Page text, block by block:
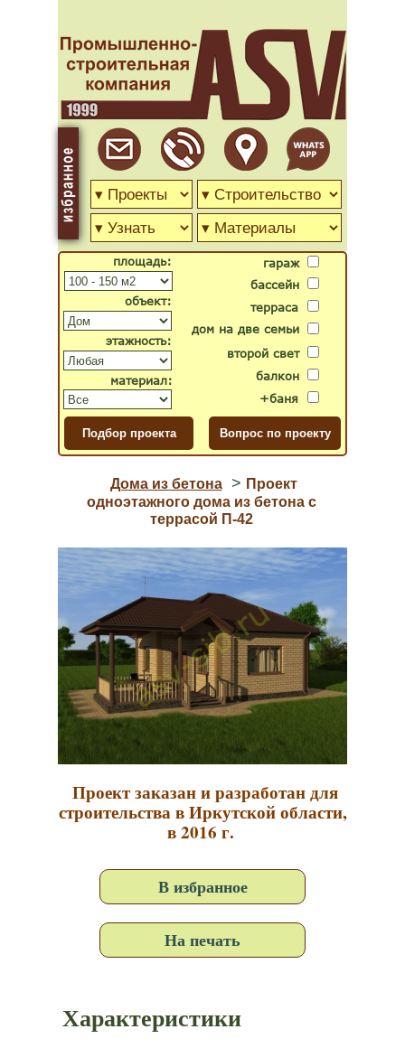
гараж
бассейн
второй свет
дом на две семьи
терраса
балкон
+баня
объект:
материал:
площадь:
этажность:
Дома из бетона > Проект
одноэтажного дома из бетона с
террасой П-42
Проект заказан и разработан для
строительства в Иркутской области,
в 2016 г.
В избранное
На печать
Характеристики